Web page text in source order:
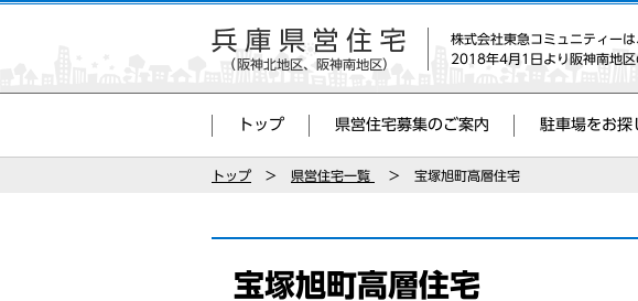
株式会社東急コミュニティー
2018年4月1日より阪神南地区
トップ 県営住宅募集のご案内 駐車場をお探
トップ 県営住宅一覧 宝塚旭町高層住宅
宝塚旭町高層住宅